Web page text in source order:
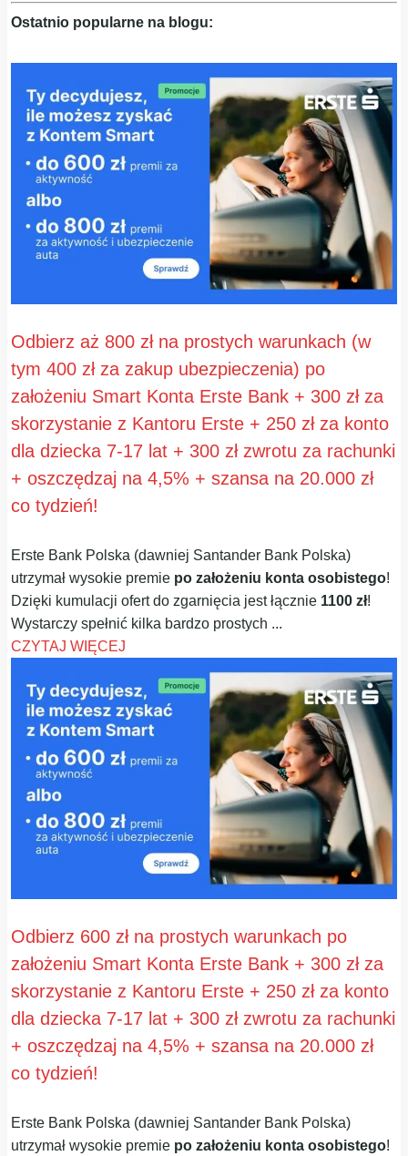
Ostatnio popularne na blogu:
Odbierz aż 800 zł na prostych warunkach (w
tym 400 zł za zakup ubezpieczenia) po
założeniu Smart Konta Erste Bank + 300 zł za
skorzystanie z Kantoru Erste + 250 zł za konto
dla dziecka 7-17 lat + 300 zł zwrotu za rachunki
+ oszczędzaj na 4,5% + szansa na 20.000 zł
co tydzień!
Erste Bank Polska (dawniej Santander Bank Polska)
utrzymał wysokie premie po założeniu konta osobistego!
Dzięki kumulacji ofert do zgarnięcia jest łącznie 1100 zł!
Wystarczy spełnić kilka bardzo prostych ...
CZYTAJ WIĘCEJ
Odbierz 600 zł na prostych warunkach po
założeniu Smart Konta Erste Bank + 300 zł za
skorzystanie z Kantoru Erste + 250 zł za konto
dla dziecka 7-17 lat + 300 zł zwrotu za rachunki
+ oszczędzaj na 4,5% + szansa na 20.000 zł
co tydzień!
Erste Bank Polska (dawniej Santander Bank Polska)
utrzymał wysokie premie po założeniu konta osobistego!